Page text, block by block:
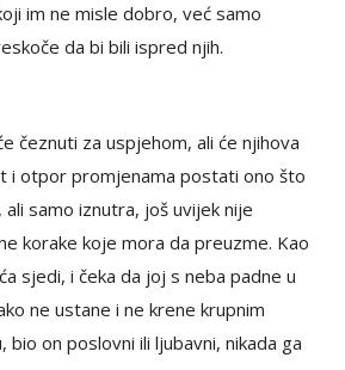
im ne misle dobro, već samo
da bi bili ispred njih.
čeznuti za uspjehom, ali će njihova
i otpor promjenama postati ono što
ali samo iznutra, još uvijek nije
korake koje mora da preuzme. Kao
sjedi, i čeka da joj s neba padne u
ne ustane i ne krene krupnim
bio on poslovni ili ljubavni, nikada ga